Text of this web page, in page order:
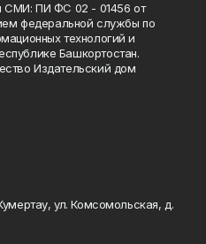
СМИ: ПИ ФС 02 - 01456 от
федеральной службы по
технологий и
Башкортостан.
Издательский дом
ул. Комсомольская, д.